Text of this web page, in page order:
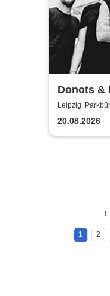
Donots &
Shows
Leipzig,
20.08.2026
1 2